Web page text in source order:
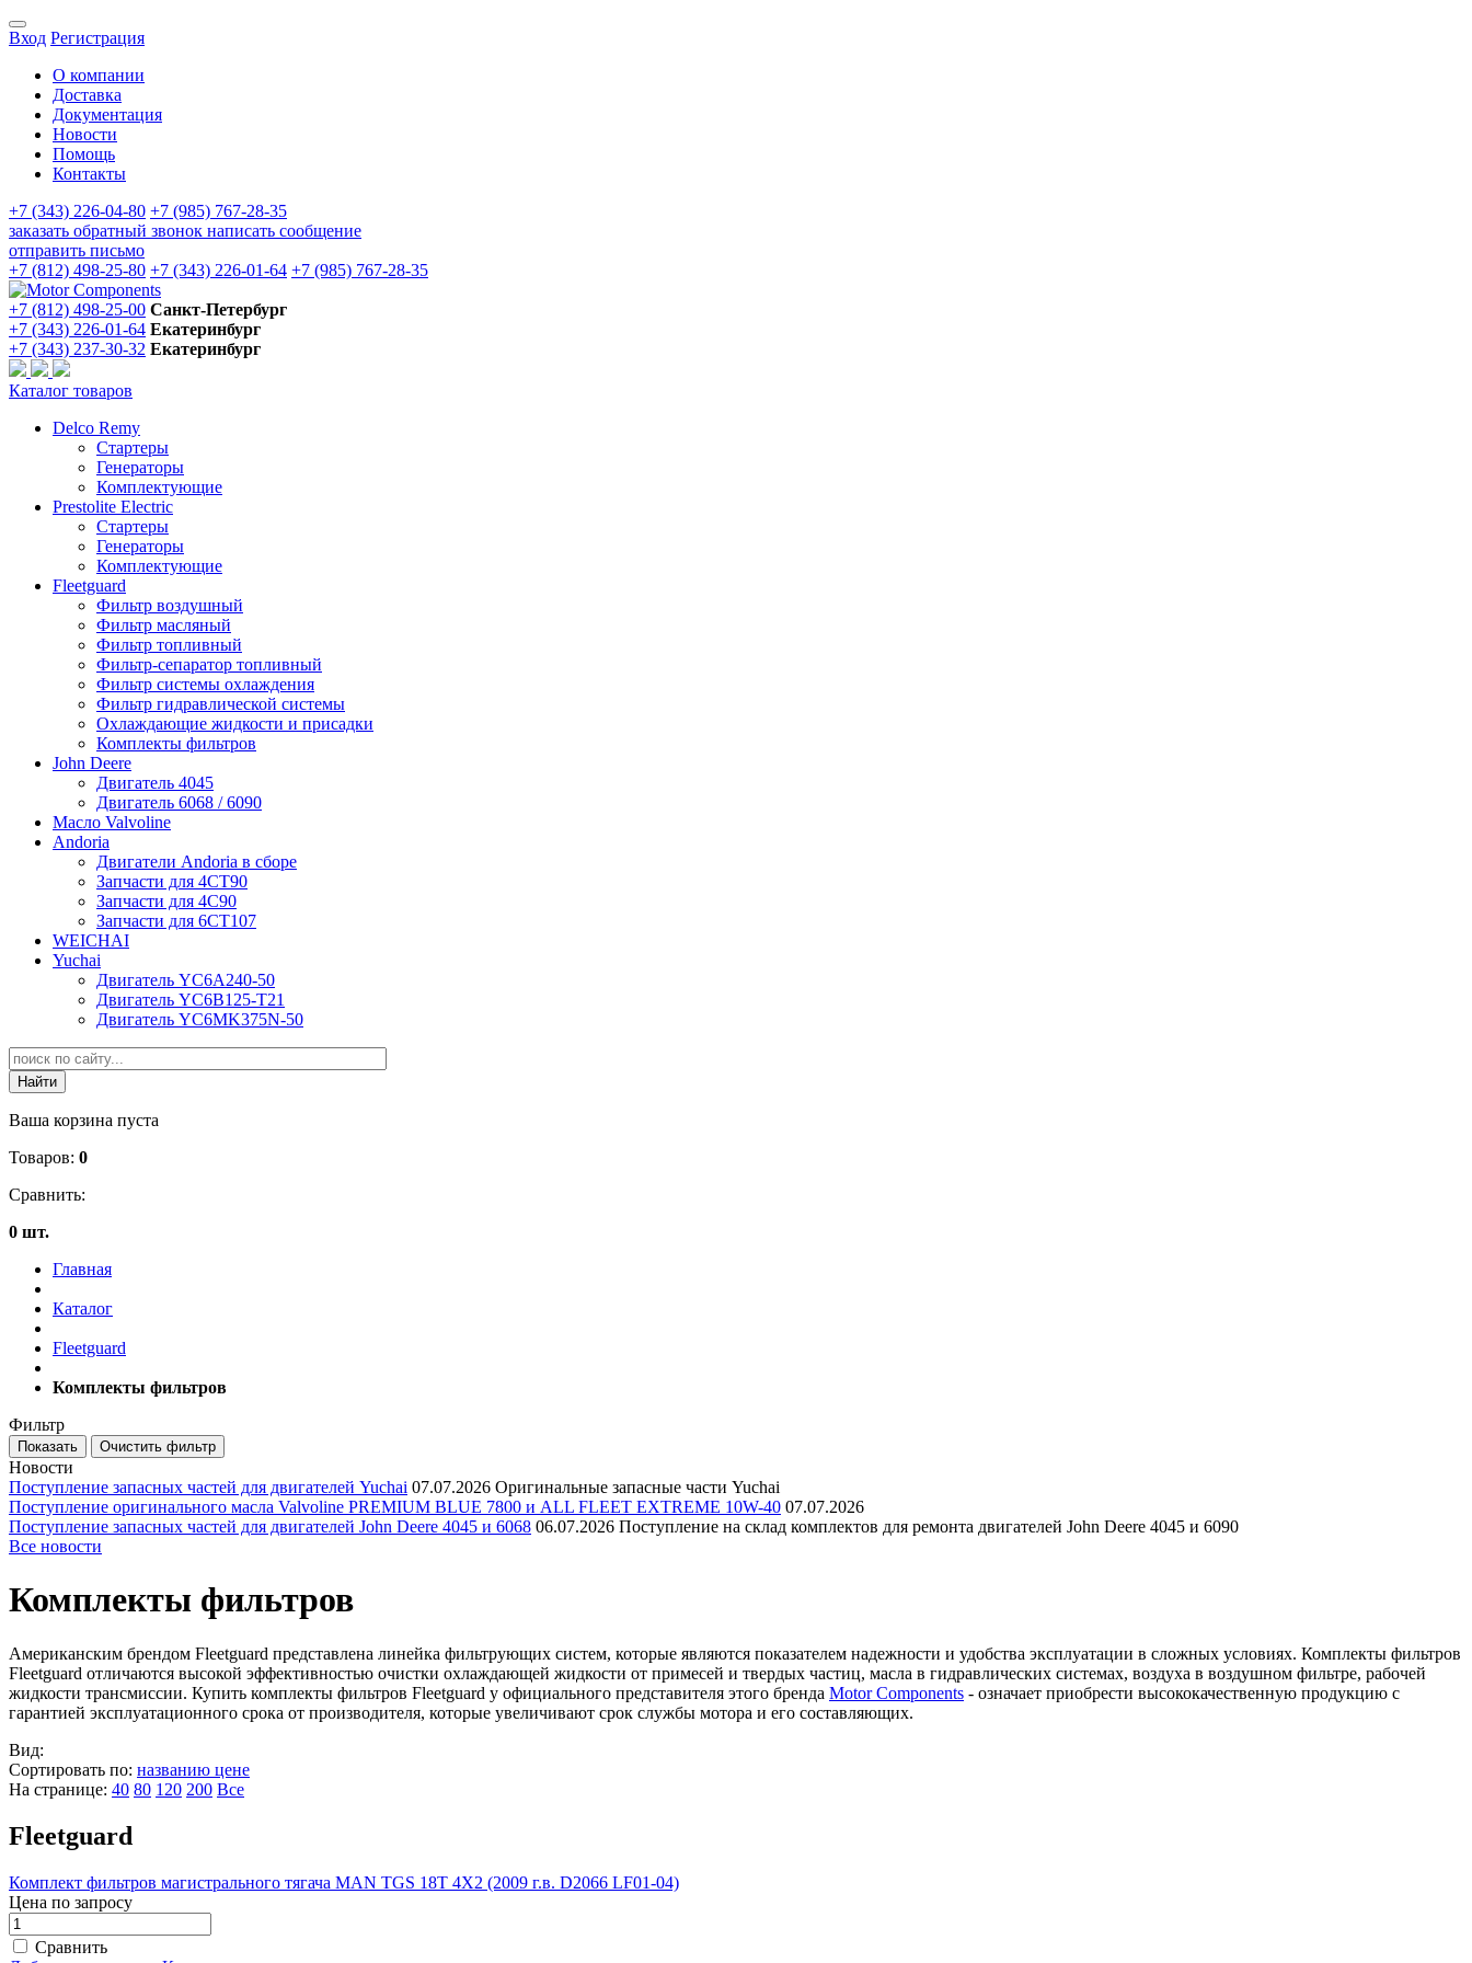
Вход Регистрация
О компании
Доставка
Документация
Новости
Помощь
Контакты
+7 (343) 226-04-80 +7 (985) 767-28-35
заказать обратный звонок написать сообщение
отправить письмо
+7 (812) 498-25-80 +7 (343) 226-01-64 +7 (985) 767-28-35
+7 (812) 498-25-00 Санкт-Петербург
+7 (343) 226-01-64 Екатеринбург
+7 (343) 237-30-32 Екатеринбург
Каталог товаров
Delco Remy
Стартеры
Генераторы
Комплектующие
Prestolite Electric
Стартеры
Генераторы
Комплектующие
Fleetguard
Фильтр воздушный
Фильтр масляный
Фильтр топливный
Фильтр-сепаратор топливный
Фильтр системы охлаждения
Фильтр гидравлической системы
Охлаждающие жидкости и присадки
Комплекты фильтров
John Deere
Двигатель 4045
Двигатель 6068 / 6090
Масло Valvoline
Andoria
Двигатели Andoria в сборе
Запчасти для 4CT90
Запчасти для 4С90
Запчасти для 6CT107
WEICHAI
Yuchai
Двигатель YC6A240-50
Двигатель YC6B125-T21
Двигатель YC6MK375N-50
Ваша корзина пуста
Товаров: 0
Сравнить:
0 шт.
Главная
Каталог
Fleetguard
Комплекты фильтров
Фильтр
Новости
Поступление запасных частей для двигателей Yuchai 07.07.2026 Оригинальные запасные части Yuchai
Поступление оригинального масла Valvoline PREMIUM BLUE 7800 и ALL FLEET EXTREME 10W-40 07.07.2026
Поступление запасных частей для двигателей John Deere 4045 и 6068 06.07.2026 Поступление на склад комплектов для ремонта двигателей John Deere 4045 и 6090
Все новости
Комплекты фильтров
Американским брендом Fleetguard представлена линейка фильтрующих систем, которые являются показателем надежности и удобства эксплуатации в сложных условиях. Комплекты фильтров
Fleetguard отличаются высокой эффективностью очистки охлаждающей жидкости от примесей и твердых частиц, масла в гидравлических системах, воздуха в воздушном фильтре, рабочей
жидкости трансмиссии. Купить комплекты фильтров Fleetguard у официального представителя этого бренда Motor Components - означает приобрести высококачественную продукцию с
гарантией эксплуатационного срока от производителя, которые увеличивают срок службы мотора и его составляющих.
Вид:
Сортировать по: названию цене
На странице: 40 80 120 200 Все
Fleetguard
Комплект фильтров магистрального тягача MAN TGS 18T 4Х2 (2009 г.в. D2066 LF01-04)
Цена по запросу
Сравнить